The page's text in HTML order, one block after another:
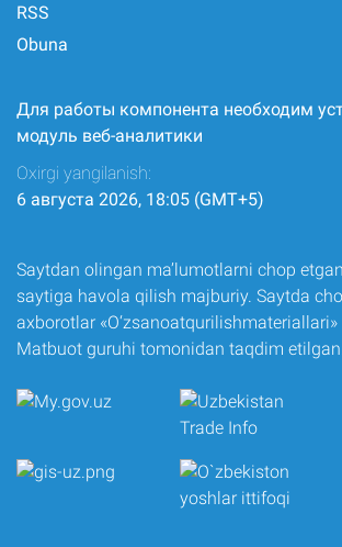
RSS
Obuna
Для работы компонента необходим
модуль веб-аналитики
Oxirgi yangilanish:
6 августа 2026, 18:05 (GMT+5)
Saytdan olingan ma’lumotlarni chop
saytiga havola qilish majburiy. Saytda
axborotlar
Matbuot guruhi tomonidan taqdim etilgan.